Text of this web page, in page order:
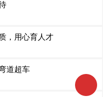
，用心育人才
道超车